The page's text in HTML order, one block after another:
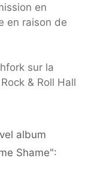
en
en raison de
sur la
& Roll Hall
album
Shame":